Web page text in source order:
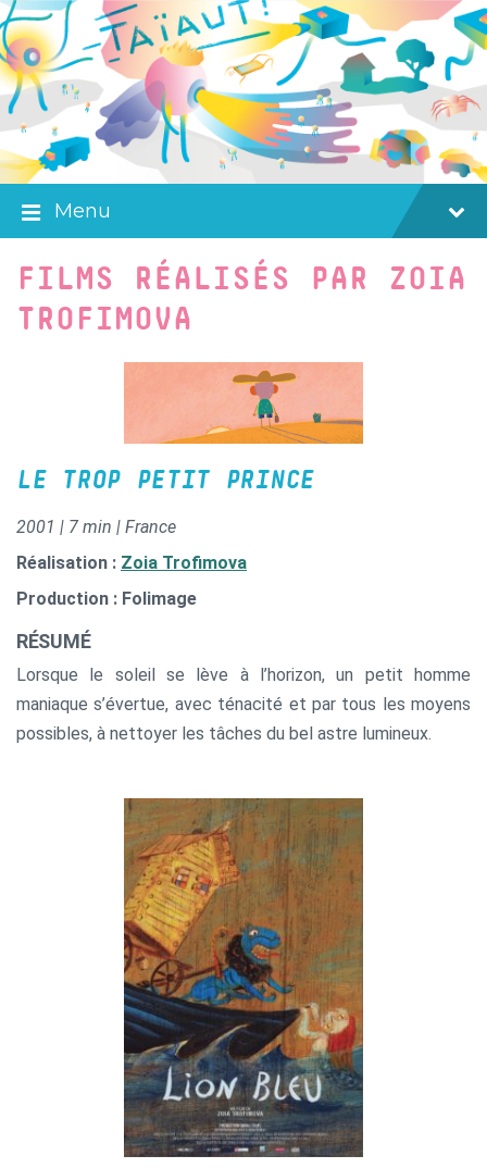
Skip
to
content
Skip
to
main
navigation
Skip
to
footer
Menu
FILMS RÉALISÉS PAR ZOIA
TROFIMOVA
LE TROP PETIT PRINCE
2001 | 7 min | France
Réalisation : Zoia Trofimova
Production : Folimage
RÉSUMÉ
Lorsque le soleil se lève à l’horizon, un petit homme
maniaque s’évertue, avec ténacité et par tous les moyens
possibles, à nettoyer les tâches du bel astre lumineux.